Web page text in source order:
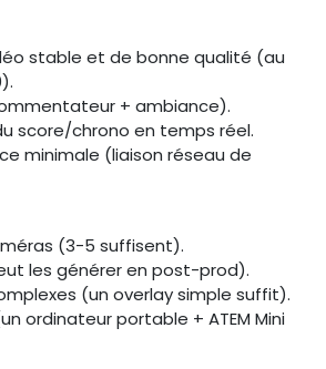
stable et de bonne qualité (au
+ ambiance).
score/chrono en temps réel.
minimale (liaison réseau de
(3-5 suffisent).
les générer en post-prod).
(un overlay simple suffit).
ordinateur portable + ATEM Mini